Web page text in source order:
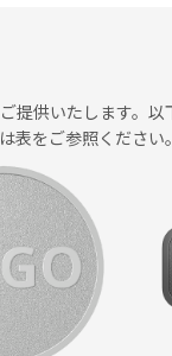
供いたします。
表をご参照ください。